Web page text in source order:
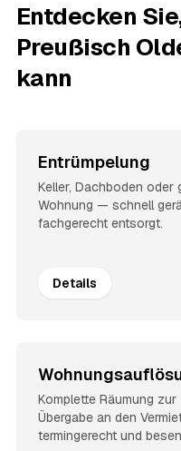
Entdecken
Preußisch
kann
Entrümpelung
Keller, Dachboden oder
Wohnung — schnell
fachgerecht entsorgt.
Details
Komplette Räumung zur
Übergabe an den
termingerecht und